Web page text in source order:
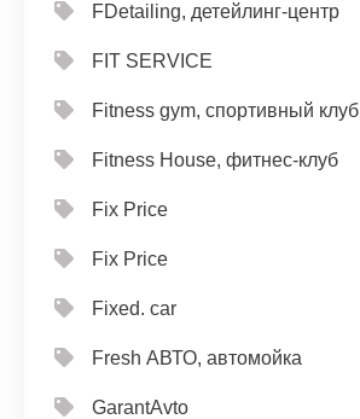
FDetailing, детейлинг-центр
FIT SERVICE
Fitness gym, спортивный клуб
Fitness House, фитнес-клуб
Fix Price
Fix Price
Fixed. car
Fresh АВТО, автомойка
GarantAvto